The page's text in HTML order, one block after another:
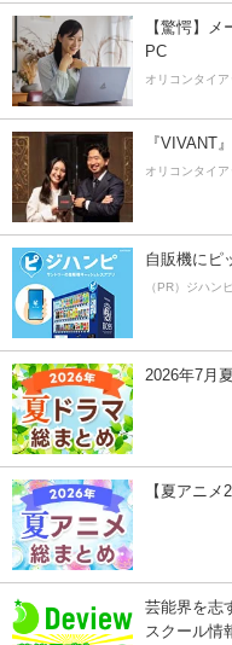
【驚愕】
PC
オリコンタイ
『VIVANT
オリコンタイ
自販機にピ
（PR）ジハン
2026年7月
【夏アニ
芸能界を志
スクール情